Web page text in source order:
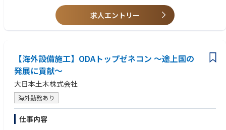
直接実施するため、事業マネジメント未経験の方でも着実に経営スキルを
赴任者の適性や習熟度に応じ、以下のフェーズに沿って段階的に業務幅を
広げていただきます。
■フェーズ1：営業強化・リレーション構築
現地のビジネスシーンにおいて極めて重要となる、経営層同士のトップセ
ールスを
主導していただきます。現地ローカル企業（CEOクラス）やビジネスパー
トナーとの
求人エントリー
【海外設備施工】ODAトップゼネコン ～途上国の
発展に貢献～
大日本土木株式会社
海外勤務あり
仕事内容